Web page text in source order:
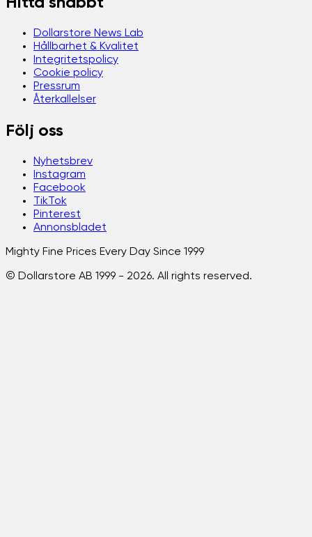
Dollarstore News Lab
Hållbarhet & Kvalitet
Integritetspolicy
Cookie policy
Pressrum
Återkallelser
Följ oss
Nyhetsbrev
Instagram
Facebook
TikTok
Pinterest
Annonsbladet
Mighty Fine Prices Every Day Since 1999
© Dollarstore AB 1999 - 2026. All rights reserved.